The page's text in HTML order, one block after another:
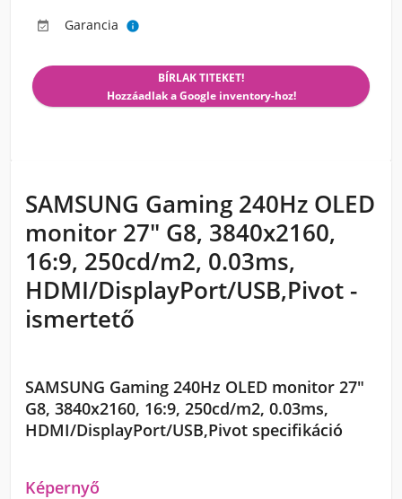
 Garancia 
BÍRLAK TITEKET!
Hozzáadlak a Google inventory-hoz!
SAMSUNG Gaming 240Hz OLED
monitor 27" G8, 3840x2160,
16:9, 250cd/m2, 0.03ms,
HDMI/DisplayPort/USB,Pivot -
ismertető
SAMSUNG Gaming 240Hz OLED monitor 27"
G8, 3840x2160, 16:9, 250cd/m2, 0.03ms,
HDMI/DisplayPort/USB,Pivot specifikáció
Képernyő